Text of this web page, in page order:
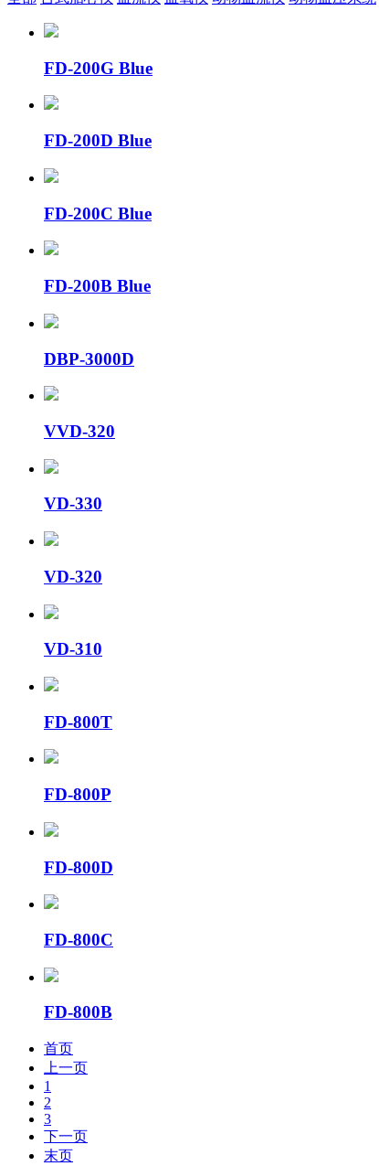
FD-200G Blue
FD-200D Blue
FD-200C Blue
FD-200B Blue
DBP-3000D
VVD-320
VD-330
VD-320
VD-310
FD-800T
FD-800P
FD-800D
FD-800C
FD-800B
首页
上一页
1
2
3
下一页
末页